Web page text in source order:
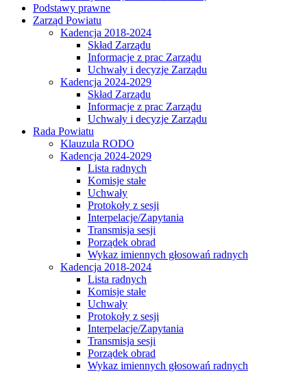
Podstawy prawne
Zarząd Powiatu
Kadencja 2018-2024
Skład Zarządu
Informacje z prac Zarządu
Uchwały i decyzje Zarządu
Kadencja 2024-2029
Skład Zarządu
Informacje z prac Zarządu
Uchwały i decyzje Zarządu
Rada Powiatu
Klauzula RODO
Kadencja 2024-2029
Lista radnych
Komisje stałe
Uchwały
Protokoły z sesji
Interpelacje/Zapytania
Transmisja sesji
Porządek obrad
Wykaz imiennych głosowań radnych
Kadencja 2018-2024
Lista radnych
Komisje stałe
Uchwały
Protokoły z sesji
Interpelacje/Zapytania
Transmisja sesji
Porządek obrad
Wykaz imiennych głosowań radnych